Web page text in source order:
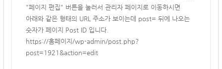
"페이지 편집" 버튼을 눌러서 관리자 페이지로 이동하시면
아래와 같은 형태의 URL 주소가 보이는데 post= 뒤에 나오는
숫자가 페이지 Post ID 입니다.
https://홈페이지/wp-admin/post.php?
post=1921&action=edit